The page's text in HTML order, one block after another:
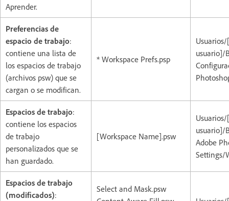
Aprender.
Preferencias de
espacio de trabajo:
contiene una lista de
los espacios de trabajo
(archivos psw) que se
cargan o se modifican.
* Workspace Prefs.psp
usuario]/
Espacios de trabajo:
contiene los espacios
de trabajo
personalizados que se
han guardado.
[Workspace Name].psw
usuario]/
Adobe
Settings/
Espacios de trabajo
(modificados):
Select and Mask.psw